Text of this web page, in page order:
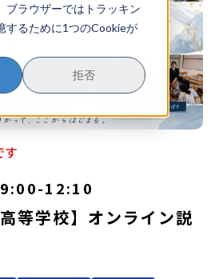
ブラウザーではトラッキン
するために1つのCookieが
拒否
ージログイン
す
-12:10
等学校】オンライン説